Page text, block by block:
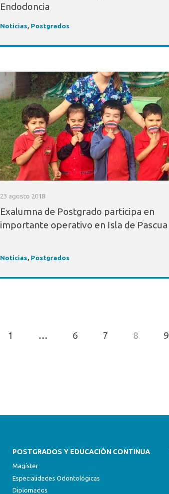
Endodoncia
Noticias, Postgrados
23 agosto 2018
Exalumna de Postgrado participa en
importante operativo en Isla de Pascua
Noticias, Postgrados
1 … 6 7 8 9
POSTGRADOS Y EDUCACIÓN CONTINUA
Magíster
Especialidades Odontológicas
Diplomados